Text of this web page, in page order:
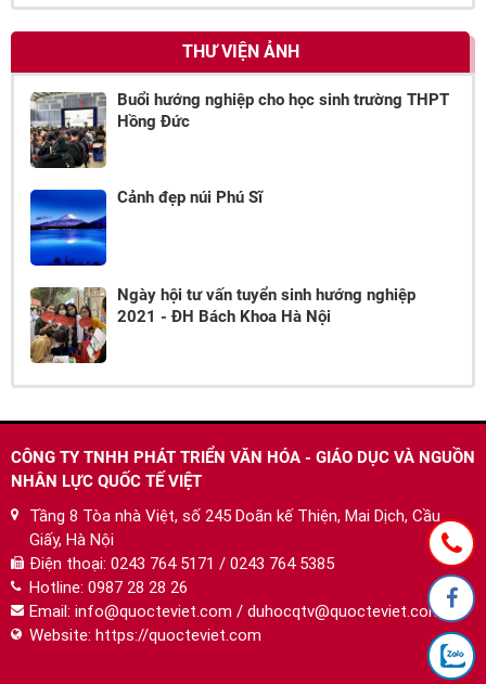
THƯ VIỆN ẢNH
Buổi hướng nghiệp cho học sinh trường THPT
Hồng Đức
Cảnh đẹp núi Phú Sĩ
Ngày hội tư vấn tuyển sinh hướng nghiệp
2021 - ĐH Bách Khoa Hà Nội
CÔNG TY TNHH PHÁT TRIỂN VĂN HÓA - GIÁO DỤC VÀ NGUỒN
NHÂN LỰC QUỐC TẾ VIỆT
Tầng 8 Tòa nhà Việt, số 245 Doãn kế Thiện, Mai Dịch, Cầu
Giấy, Hà Nội
Điện thoại: 0243 764 5171 / 0243 764 5385
Hotline: 0987 28 28 26
Email: info@quocteviet.com / duhocqtv@quocteviet.com
Website: https://quocteviet.com